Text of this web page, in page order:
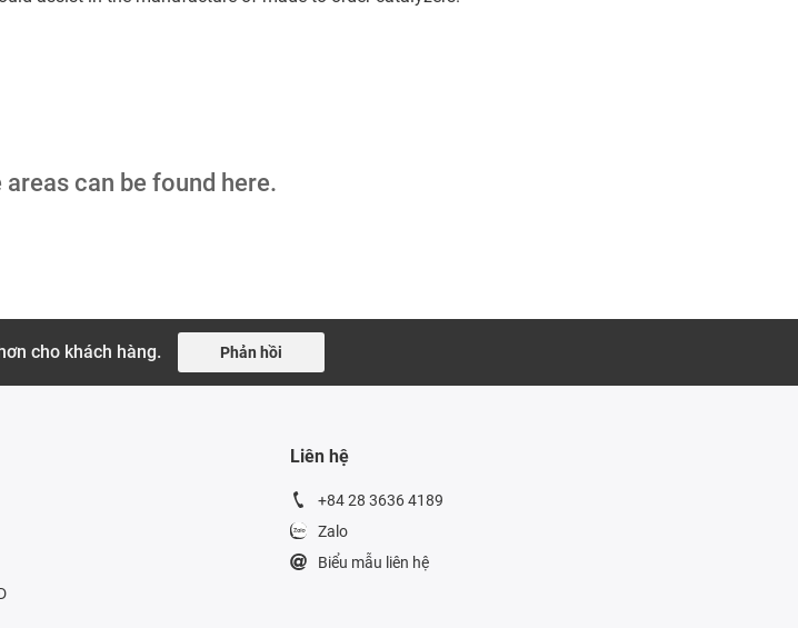
can be found here.
cho khách hàng. Phản hồi
Liên hệ
+84 28 3636 4189
Zalo
Biểu mẫu liên hệ